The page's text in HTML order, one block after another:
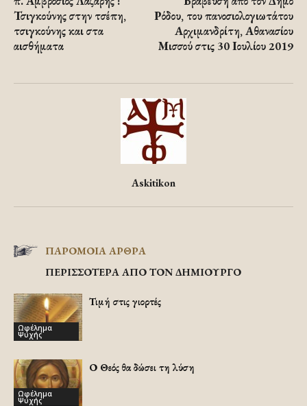
Τσιγκούνης στην τσέπη,
τσιγκούνης και στα
αισθήματα
Ρόδου, του πανοσιολογιωτάτου
Αρχιμανδρίτη, Αθανασίου
Μισσού στις 30 Ιουλίου 2019
Askitikon
ΠΑΡΟΜΟΙΑ ΑΡΘΡΑ
ΠΕΡΙΣΣΟΤΕΡΑ ΑΠΟ ΤΟΝ ΔΗΜΙΟΥΡΓΟ
Ωφέλημα
Ψυχής
Τιμή στις γιορτές
Ωφέλημα
Ψυχής
Ο Θεός θα δώσει τη λύση